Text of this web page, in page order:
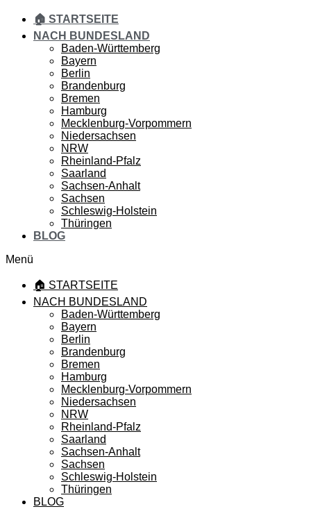
🏠 STARTSEITE
NACH BUNDESLAND
Baden-Württemberg
Bayern
Berlin
Brandenburg
Bremen
Hamburg
Mecklenburg-Vorpommern
Niedersachsen
NRW
Rheinland-Pfalz
Saarland
Sachsen-Anhalt
Sachsen
Schleswig-Holstein
Thüringen
BLOG
Menü
🏠 STARTSEITE
NACH BUNDESLAND
Baden-Württemberg
Bayern
Berlin
Brandenburg
Bremen
Hamburg
Mecklenburg-Vorpommern
Niedersachsen
NRW
Rheinland-Pfalz
Saarland
Sachsen-Anhalt
Sachsen
Schleswig-Holstein
Thüringen
BLOG